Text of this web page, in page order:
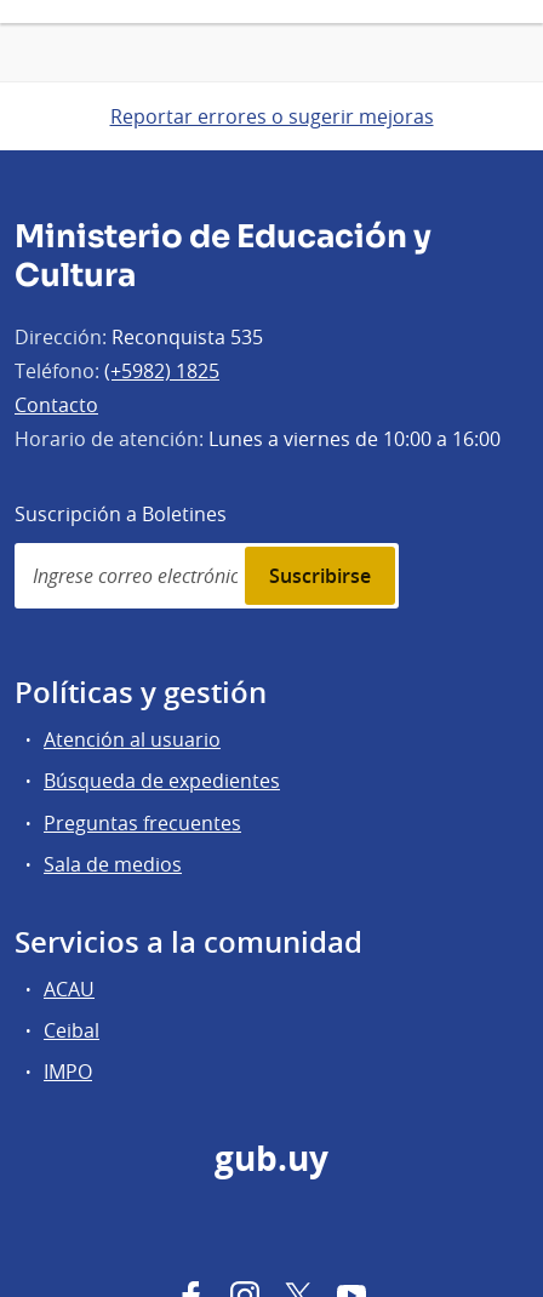
Reportar errores o sugerir mejoras
Ministerio de Educación y
Cultura
Dirección: Reconquista 535
Teléfono: (+5982) 1825
Contacto
Horario de atención: Lunes a viernes de 10:00 a 16:00
Suscripción a Boletines
Simplenews
subscription
Políticas y gestión
Atención al usuario
Búsqueda de expedientes
Preguntas frecuentes
Sala de medios
Servicios a la comunidad
ACAU
Ceibal
IMPO
gub.uy